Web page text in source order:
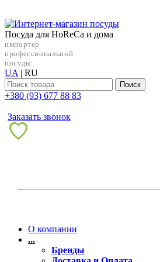
Посуда для HoReCa и дома
импортер
профессиональной
посуды
UA | RU
Поиск
+38‎0 (93) 677 88 83
Заказать звонок
О компании
...
Бренды